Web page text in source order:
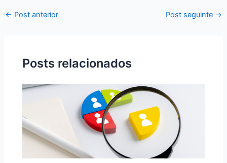
← Post anterior Post seguinte →
Posts relacionados